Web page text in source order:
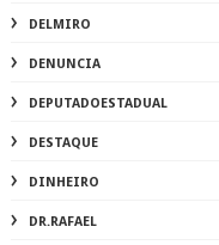
DELMIRO
DENUNCIA
DEPUTADOESTADUAL
DESTAQUE
DINHEIRO
DR.RAFAEL